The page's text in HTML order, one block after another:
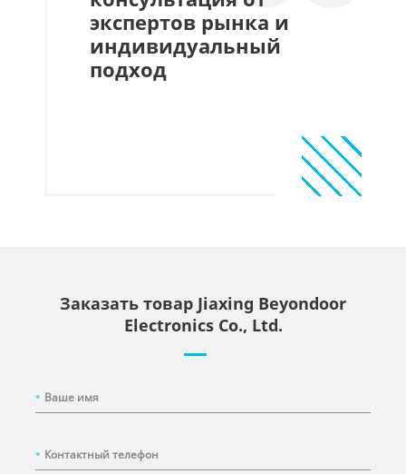
экспертов рынка и
индивидуальный
подход
Заказать товар Jiaxing Beyondoor
Electronics Co., Ltd.
*
*